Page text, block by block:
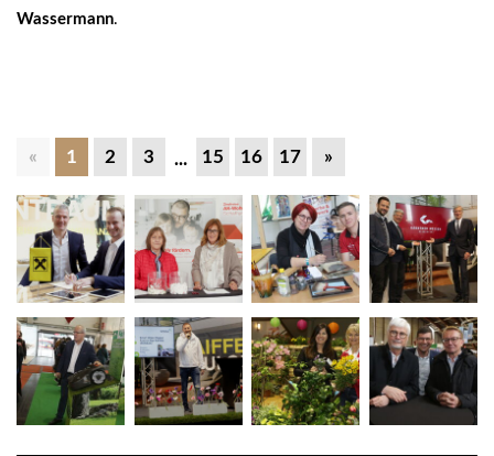
Wassermann.
« 1 2 3 ... 15 16 17 »